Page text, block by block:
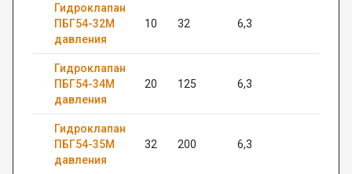
Гидроклапан
ПБГ54-32М
давления
10 32 6,3
Гидроклапан
ПБГ54-34М
давления
20 125 6,3
Гидроклапан
ПБГ54-35М
давления
32 200 6,3